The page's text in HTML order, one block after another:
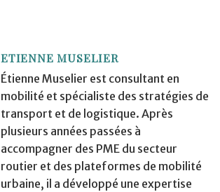
ETIENNE MUSELIER
Étienne Muselier est consultant en
mobilité et spécialiste des stratégies de
transport et de logistique. Après
plusieurs années passées à
accompagner des PME du secteur
routier et des plateformes de mobilité
urbaine, il a développé une expertise